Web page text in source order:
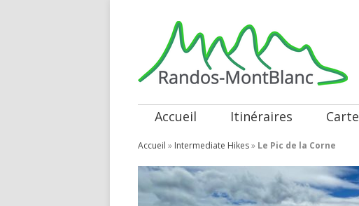
Accueil Itinéraires Carte
Accueil » Intermediate Hikes» Le Pic de la Corne